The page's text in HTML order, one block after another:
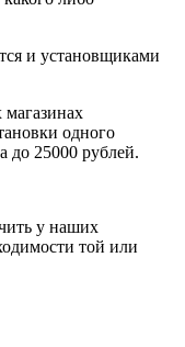
и установщиками
одного
до 25000 рублей.
у наших
той или